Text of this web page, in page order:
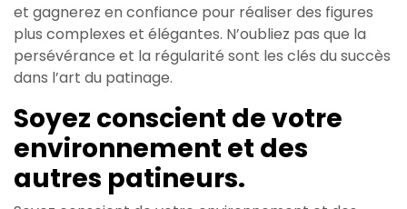
et gagnerez en confiance pour réaliser des figures
plus complexes et élégantes. N’oubliez pas que la
persévérance et la régularité sont les clés du succès
dans l’art du patinage.
Soyez conscient de votre
environnement et des
autres patineurs.